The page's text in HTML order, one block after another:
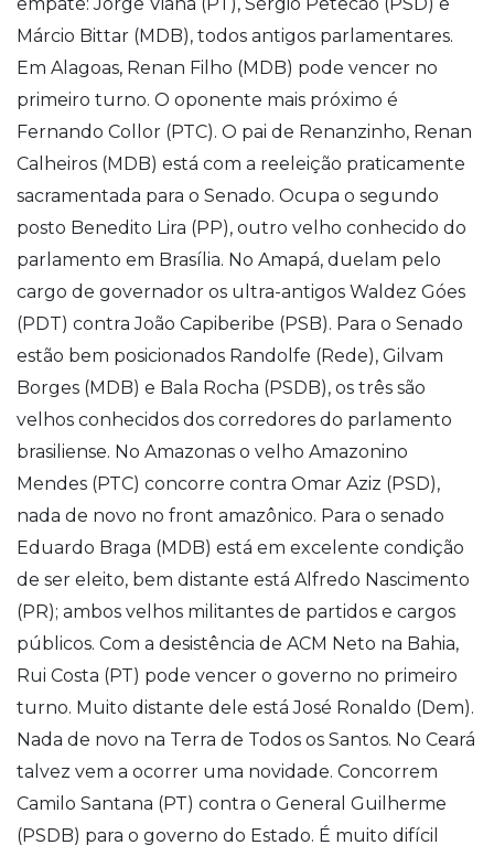
Márcio Bittar (MDB), todos antigos parlamentares.
Em Alagoas, Renan Filho (MDB) pode vencer no
primeiro turno. O oponente mais próximo é
Fernando Collor (PTC). O pai de Renanzinho, Renan
Calheiros (MDB) está com a reeleição praticamente
sacramentada para o Senado. Ocupa o segundo
posto Benedito Lira (PP), outro velho conhecido do
parlamento em Brasília. No Amapá, duelam pelo
cargo de governador os ultra-antigos Waldez Góes
(PDT) contra João Capiberibe (PSB). Para o Senado
estão bem posicionados Randolfe (Rede), Gilvam
Borges (MDB) e Bala Rocha (PSDB), os três são
velhos conhecidos dos corredores do parlamento
brasiliense. No Amazonas o velho Amazonino
Mendes (PTC) concorre contra Omar Aziz (PSD),
nada de novo no front amazônico. Para o senado
Eduardo Braga (MDB) está em excelente condição
de ser eleito, bem distante está Alfredo Nascimento
(PR); ambos velhos militantes de partidos e cargos
públicos. Com a desistência de ACM Neto na Bahia,
Rui Costa (PT) pode vencer o governo no primeiro
turno. Muito distante dele está José Ronaldo (Dem).
Nada de novo na Terra de Todos os Santos. No Ceará
talvez vem a ocorrer uma novidade. Concorrem
Camilo Santana (PT) contra o General Guilherme
(PSDB) para o governo do Estado. É muito difícil